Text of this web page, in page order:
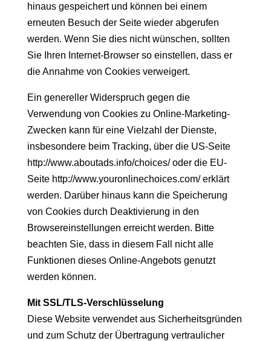
hinaus gespeichert und können bei einem
erneuten Besuch der Seite wieder abgerufen
werden. Wenn Sie dies nicht wünschen, sollten
Sie Ihren Internet-Browser so einstellen, dass er
die Annahme von Cookies verweigert.
Ein genereller Widerspruch gegen die
Verwendung von Cookies zu Online-Marketing-
Zwecken kann für eine Vielzahl der Dienste,
insbesondere beim Tracking, über die US-Seite
http://www.aboutads.info/choices/ oder die EU-
Seite http://www.youronlinechoices.com/ erklärt
werden. Darüber hinaus kann die Speicherung
von Cookies durch Deaktivierung in den
Browsereinstellungen erreicht werden. Bitte
beachten Sie, dass in diesem Fall nicht alle
Funktionen dieses Online-Angebots genutzt
werden können.
Mit SSL/TLS-Verschlüsselung
Diese Website verwendet aus Sicherheitsgründen
und zum Schutz der Übertragung vertraulicher